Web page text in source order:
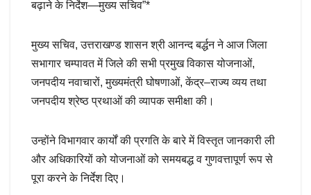
बढ़ाने के निर्देश—मुख्य सचिव”*
मुख्य सचिव, उत्तराखण्ड शासन श्री आनन्द बर्द्धन ने आज जिला
सभागार चम्पावत में जिले की सभी प्रमुख विकास योजनाओं,
जनपदीय नवाचारों, मुख्यमंत्री घोषणाओं, केंद्र–राज्य व्यय तथा
जनपदीय श्रेष्ठ प्रथाओं की व्यापक समीक्षा की।
उन्होंने विभागवार कार्यों की प्रगति के बारे में विस्तृत जानकारी ली
और अधिकारियों को योजनाओं को समयबद्ध व गुणवत्तापूर्ण रूप से
पूरा करने के निर्देश दिए।